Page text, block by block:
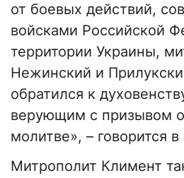
от боевых действий,
войсками Российской
территории Украины,
Нежинский и
обратился к
верующим с призывом
молитве», – говорится
Митрополит Климент